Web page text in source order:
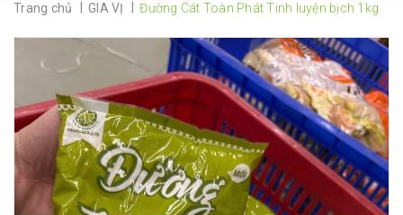
Trang chủ GIA VỊ Đường Cát Toàn Phát Tinh luyện bịch 1kg